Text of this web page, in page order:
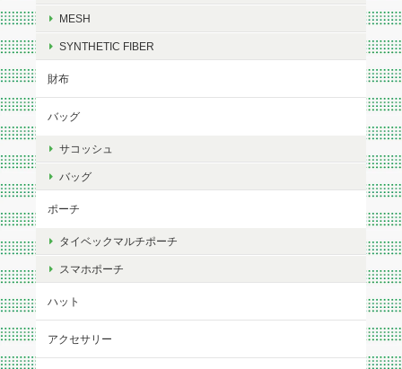
MESH
SYNTHETIC FIBER
財布
バッグ
サコッシュ
バッグ
ポーチ
タイベックマルチポーチ
スマホポーチ
ハット
アクセサリー